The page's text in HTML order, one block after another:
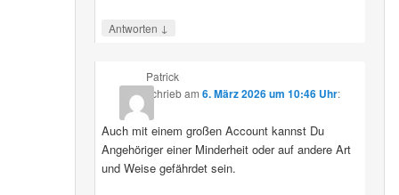
Antworten ↓
Patrick
schriebam 6. März 2026 um 10:46 Uhr:
Auch mit einem großen Account kannst Du
Angehöriger einer Minderheit oder auf andere Art
und Weise gefährdet sein.